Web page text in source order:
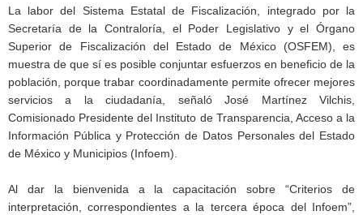
La labor del Sistema Estatal de Fiscalización, integrado por la
Secretaría de la Contraloría, el Poder Legislativo y el Órgano
Superior de Fiscalización del Estado de México (OSFEM), es
muestra de que sí es posible conjuntar esfuerzos en beneficio de la
población, porque trabar coordinadamente permite ofrecer mejores
servicios a la ciudadanía, señaló José Martínez Vilchis,
Comisionado Presidente del Instituto de Transparencia, Acceso a la
Información Pública y Protección de Datos Personales del Estado
de México y Municipios (Infoem).
Al dar la bienvenida a la capacitación sobre “Criterios de
interpretación, correspondientes a la tercera época del Infoem”,